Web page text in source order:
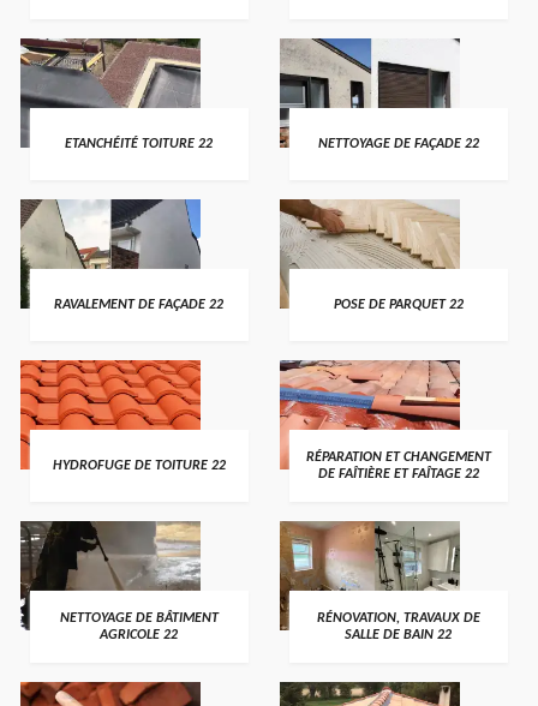
ETANCHÉITÉ TOITURE 22 NETTOYAGE DE FAÇADE 22
RAVALEMENT DE FAÇADE 22 POSE DE PARQUET 22
HYDROFUGE DE TOITURE 22
RÉPARATION ET CHANGEMENT
DE FAÎTIÈRE ET FAÎTAGE 22
NETTOYAGE DE BÂTIMENT
AGRICOLE 22
RÉNOVATION, TRAVAUX DE
SALLE DE BAIN 22